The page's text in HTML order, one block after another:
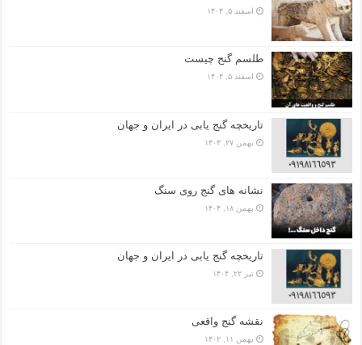
اسفند ۵, ۱۴۰۴
طلسم گنج چیست
اسفند ۵, ۱۴۰۴
تاریخچه گنج‌ یابی در ایران و جهان
بهمن ۲۷, ۱۴۰۴
نشانه های گنج روی سنگ
بهمن ۱۸, ۱۴۰۴
تاریخچه گنج‌ یابی در ایران و جهان
تیر ۲۲, ۱۴۰۴
نقشه گنج واقعی
بهمن ۱۱, ۱۴۰۲